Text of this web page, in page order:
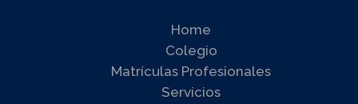
Home
Colegio
Matrículas Profesionales
Servicios